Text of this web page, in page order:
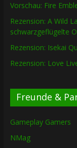
Vorschau: Fire
Rezension: A Wild
schwarzgeflügelte
Rezension: Isekai
Rezension: Love
Freunde &
Gameplay Gamers
NMag